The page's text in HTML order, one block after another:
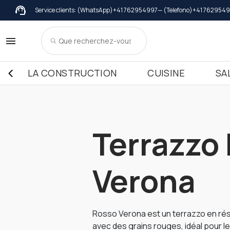
Service clients: (WhatsApp)+41 762954997— (Telefono)+41
LA CONSTRUCTION CUISINE
Terrazzo
Verona
Rosso Verona est un terrazzo en
avec des grains rouges, idéal pour
Chaperon de mur
Couvertures in Marbre
Couvertures in Granit
Couvertures in Terrazzo Italiano
Sills
Sills
Sills
Meuble de
Meuble de cuisine dessus in
Meuble de cuisine dessus in
Meuble de cuisine dessus in
Adhésifs
Marbre